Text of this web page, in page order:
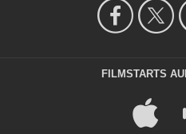
FILMSTARTS